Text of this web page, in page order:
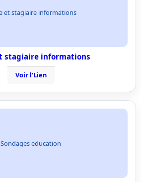
et stagiaire informations
stagiaire informations
Voir l'Lien
Sondages education